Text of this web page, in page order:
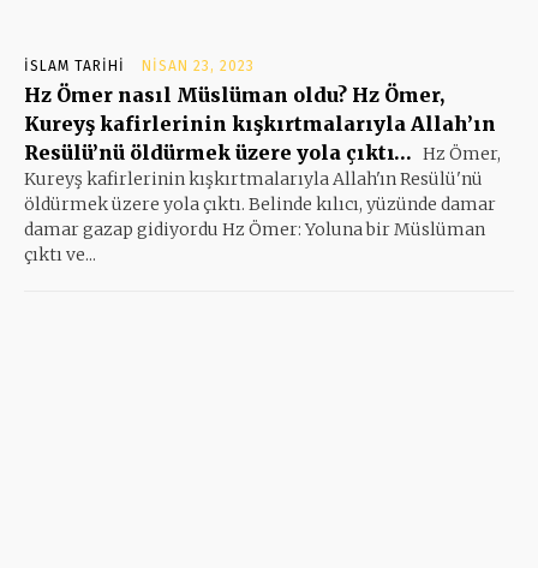
İSLAM TARIHI NISAN 23, 2023
Hz Ömer nasıl Müslüman oldu? Hz Ömer,
Kureyş kafirlerinin kışkırtmalarıyla Allah’ın
Resülü’nü öldürmek üzere yola çıktı… Hz Ömer,
Kureyş kafirlerinin kışkırtmalarıyla Allah'ın Resülü'nü
öldürmek üzere yola çıktı. Belinde kılıcı, yüzünde damar
damar gazap gidiyordu Hz Ömer: Yoluna bir Müslüman
çıktı ve...